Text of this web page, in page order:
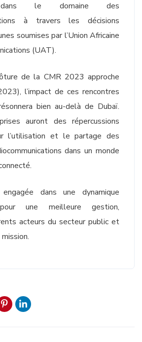
dans le domaine des
à travers les décisions
soumises par l’Union Africaine
(UAT).
de la CMR 2023 approche
l’impact de ces rencontres
bien au-delà de Dubaï.
auront des répercussions
l’utilisation et le partage des
dans un monde
dans une dynamique
une meilleure gestion,
acteurs du secteur public et